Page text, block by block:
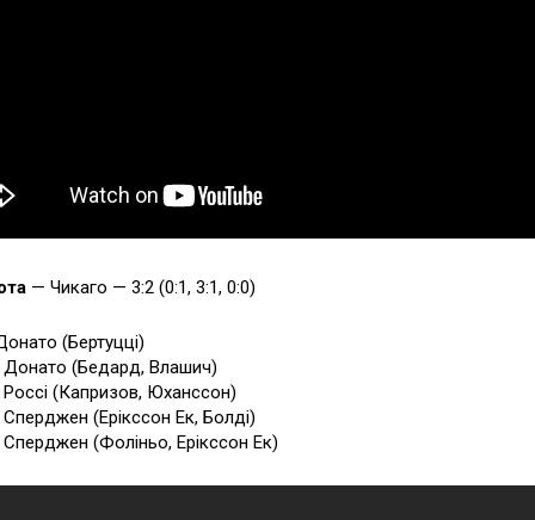
— Чикаго — 3:2 (0:1, 3:1, 0:0)
(Бертуцці)
(Бедард, Влашич)
(Капризов, Юханссон)
(Ерікссон Ек, Болді)
(Фоліньо, Ерікссон Ек)